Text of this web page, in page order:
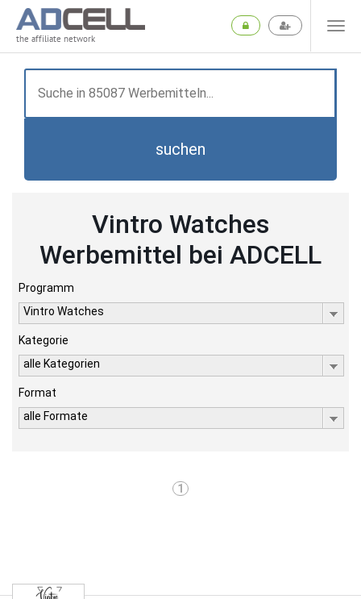
the affiliate network
suchen
Vintro Watches
Werbemittel bei ADCELL
Programm
Vintro Watches
Kategorie
alle Kategorien
Format
alle Formate
1